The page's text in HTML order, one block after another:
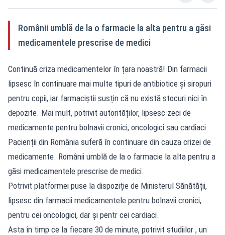
Românii umblă de la o farmacie la alta pentru a găsi
medicamentele prescrise de medici
Continuă criza medicamentelor în țara noastră! Din farmacii
lipsesc în continuare mai multe tipuri de antibiotice și siropuri
pentru copii, iar farmaciștii susțin că nu există stocuri nici în
depozite. Mai mult, potrivit autorităților, lipsesc zeci de
medicamente pentru bolnavii cronici, oncologici sau cardiaci.
Pacienții din România suferă în continuare din cauza crizei de
medicamente. Românii umblă de la o farmacie la alta pentru a
găsi medicamentele prescrise de medici.
Potrivit platformei puse la dispoziție de Ministerul Sănătății,
lipsesc din farmacii medicamentele pentru bolnavii cronici,
pentru cei oncologici, dar și pentr cei cardiaci.
Asta în timp ce la fiecare 30 de minute, potrivit studiilor , un